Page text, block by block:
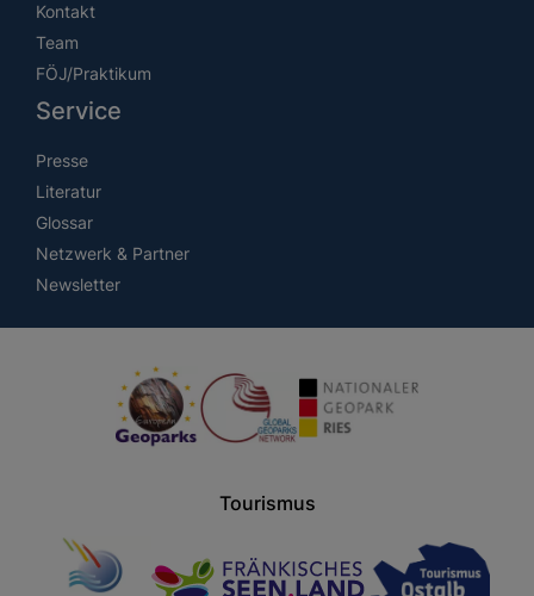
Kontakt
Team
FÖJ/Praktikum
Service
Presse
Literatur
Glossar
Netzwerk & Partner
Newsletter
Tourismus